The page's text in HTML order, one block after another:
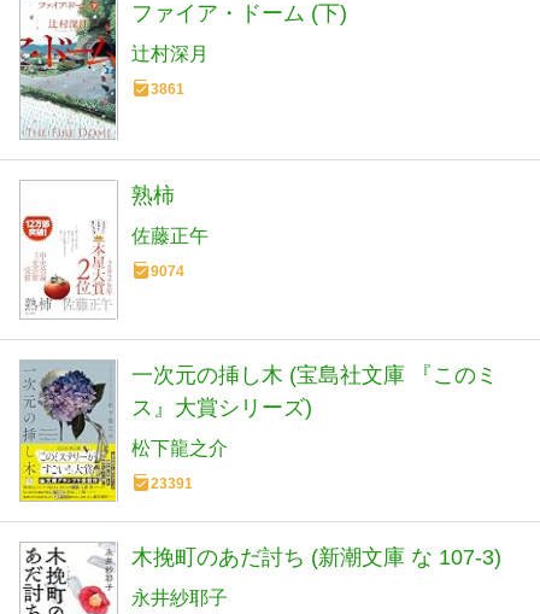
ファイア・ドーム (下)
辻村深月
3861
熟柿
佐藤正午
9074
一次元の挿し木 (宝島社文庫 『このミ
ス』大賞シリーズ)
松下龍之介
23391
木挽町のあだ討ち (新潮文庫 な 107-3)
永井紗耶子